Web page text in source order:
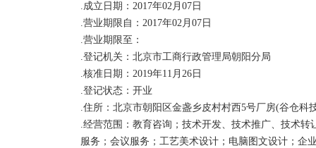
.成立日期：2017年02月07日
.营业期限自：2017年02月07日
.营业期限至：
.登记机关：北京市工商行政管理局朝阳分局
.核准日期：2019年11月26日
.登记状态：开业
.住所：北京市朝阳区金盏乡皮村村西5号厂房(谷仓科
.经营范围：教育咨询；技术开发、技术推广、技术
服务；会议服务；工艺美术设计；电脑图文设计；企